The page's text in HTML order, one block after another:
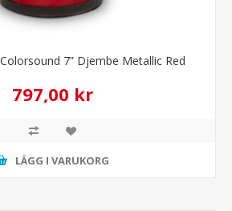
7” Djembe Metallic Red
797,00 kr
LÄGG I VARUKORG